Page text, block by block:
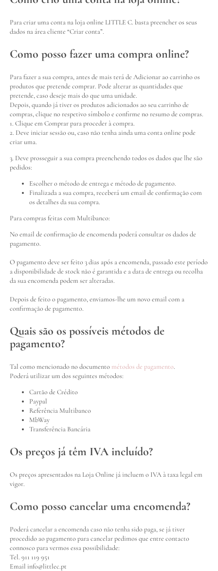
Para criar uma conta na loja online LITTLE C. basta preencher os seus
dados na área cliente “Criar conta”.
Como posso fazer uma compra online?
Para fazer a sua compra, antes de mais terá de Adicionar ao carrinho os
produtos que pretende comprar. Pode alterar as quantidades que
pretende, caso deseje mais do que uma unidade.
Depois, quando já tiver os produtos adicionados ao seu carrinho de
compras, clique no respetivo símbolo e confirme no resumo de compras.
1. Clique em Comprar para proceder à compra.
2. Deve iniciar sessão ou, caso não tenha ainda uma conta online pode
criar uma.
3. Deve prosseguir a sua compra preenchendo todos os dados que lhe são
pedidos:
Escolher o método de entrega e método de pagamento.
Finalizada a sua compra, receberá um email de confirmação com
os detalhes da sua compra.
Para compras feitas com Multibanco:
No email de confirmação de encomenda poderá consultar os dados de
pagamento.
O pagamento deve ser feito 3 dias após a encomenda, passado este período
a disponibilidade de stock não é garantida e a data de entrega ou recolha
da sua encomenda podem ser alteradas.
Depois de feito o pagamento, enviamos-lhe um novo email com a
confirmação de pagamento.
Quais são os possíveis métodos de
pagamento?
Tal como mencionado no documento métodos de pagamento.
Poderá utilizar um dos seguintes métodos:
Cartão de Crédito
Paypal
Referência Multibanco
MbWay
Transferência Bancária
Os preços já têm IVA incluído?
Os preços apresentados na Loja Online já incluem o IVA à taxa legal em
vigor.
Como posso cancelar uma encomenda?
Poderá cancelar a encomenda caso não tenha sido paga, se já tiver
procedido ao pagamento para cancelar pedimos que entre contacto
connosco para vermos essa possibilidade:
Tel. 911 119 951
Email info@littlec.pt